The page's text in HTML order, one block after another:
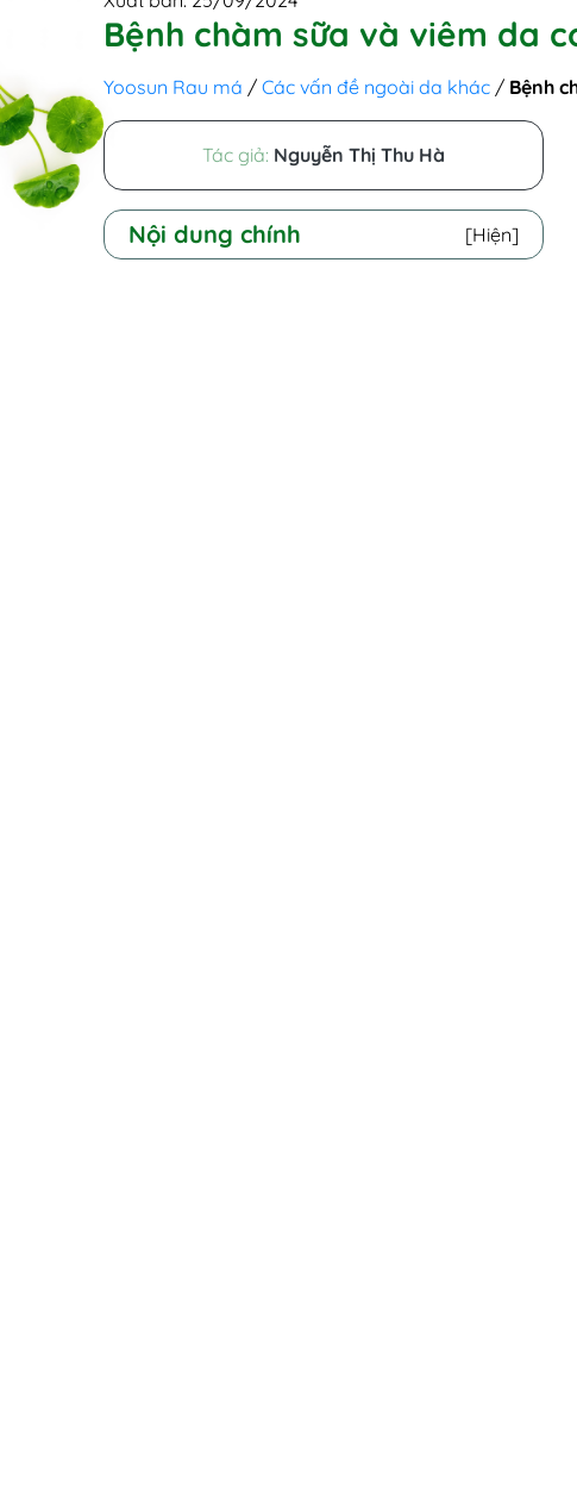
Bệnh chàm sữa và viêm da
Yoosun Rau má / Các vấn đề ngoài da khác / Bệnh
Tác giả: Nguyễn Thị Thu Hà
Nội dung chính [Hiện]